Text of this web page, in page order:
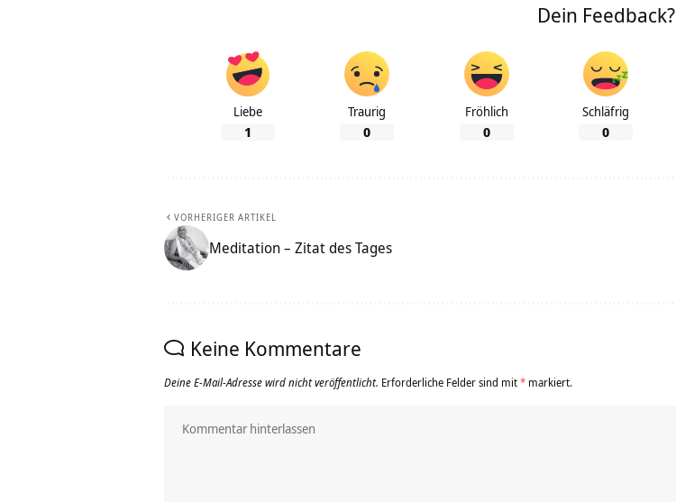
Dein Feedback?
Liebe
1
Traurig
0
Fröhlich
0
Schläfrig
0
VORHERIGER ARTIKEL
Meditation – Zitat des Tages
Keine Kommentare
Deine E-Mail-Adresse wird nicht veröffentlicht. Erforderliche Felder sind mit* markiert.